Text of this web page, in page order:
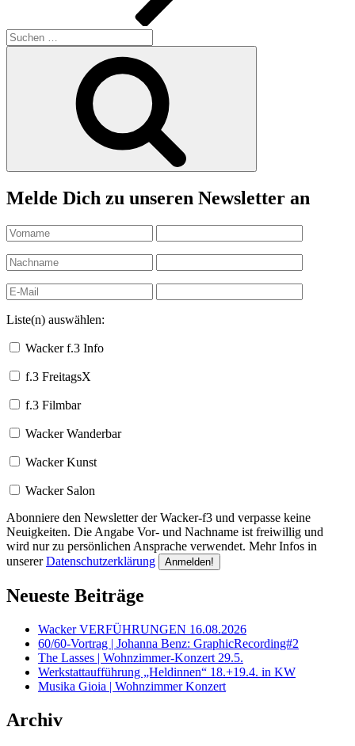
Suchen
nach:
Melde Dich zu unseren Newsletter an
Liste(n) auswählen:
Wacker f.3 Info
f.3 FreitagsX
f.3 Filmbar
Wacker Wanderbar
Wacker Kunst
Wacker Salon
Abonniere den Newsletter der Wacker-f3 und verpasse keine
Neuigkeiten. Die Angabe Vor- und Nachname ist freiwillig und
wird nur zu persönlichen Ansprache verwendet. Mehr Infos in
unsererDatenschutzerklärung
Neueste Beiträge
Wacker VERFÜHRUNGEN 16.08.2026
60/60-Vortrag | Johanna Benz: GraphicRecording#2
The Lasses | Wohnzimmer-Konzert 29.5.
Werkstattaufführung „Heldinnen“ 18.+19.4. in KW
Musika Gioia | Wohnzimmer Konzert
Archiv